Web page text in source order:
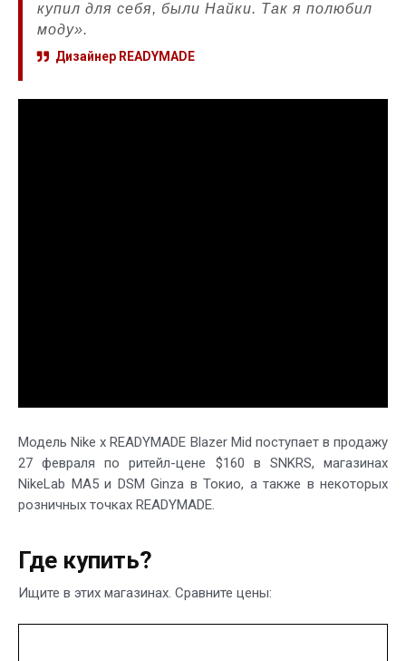
купил для себя, были Найки. Так я полюбил
моду».
Дизайнер READYMADE
Модель Nike x READYMADE Blazer Mid поступает в продажу
27 февраля по ритейл-цене $160 в SNKRS, магазинах
NikeLab MA5 и DSM Ginza в Токио, а также в некоторых
розничных точках READYMADE.
Где купить?
Ищите в этих магазинах. Сравните цены: